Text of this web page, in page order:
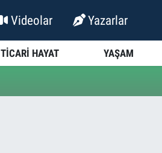
Videolar Yazarlar
TİCARİ HAYAT YAŞAM